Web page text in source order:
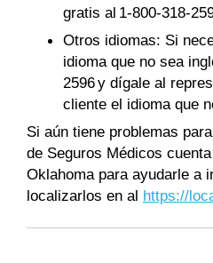
gratis al 1-800-318-
Otros idiomas: Si
idioma que no sea
2596 y dígale al
cliente el idioma que
Si aún tiene problemas
de Seguros Médicos
Oklahoma para ayudarle a
localizarlos en al https://